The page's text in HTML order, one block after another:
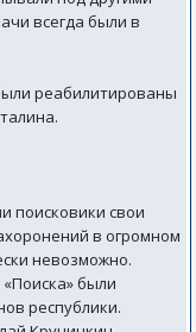
всегда были в
реабилитированы
поисковики свои
в огромном
невозможно.
были
республики.